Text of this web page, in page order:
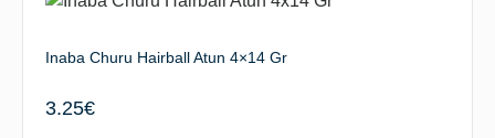
Inaba Churu Hairball Atun 4×14 Gr
3.25€